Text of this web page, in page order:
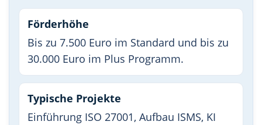
Förderhöhe
Bis zu 7.500 Euro im Standard und bis zu
30.000 Euro im Plus Programm.
Typische Projekte
Einführung ISO 27001, Aufbau ISMS, KI